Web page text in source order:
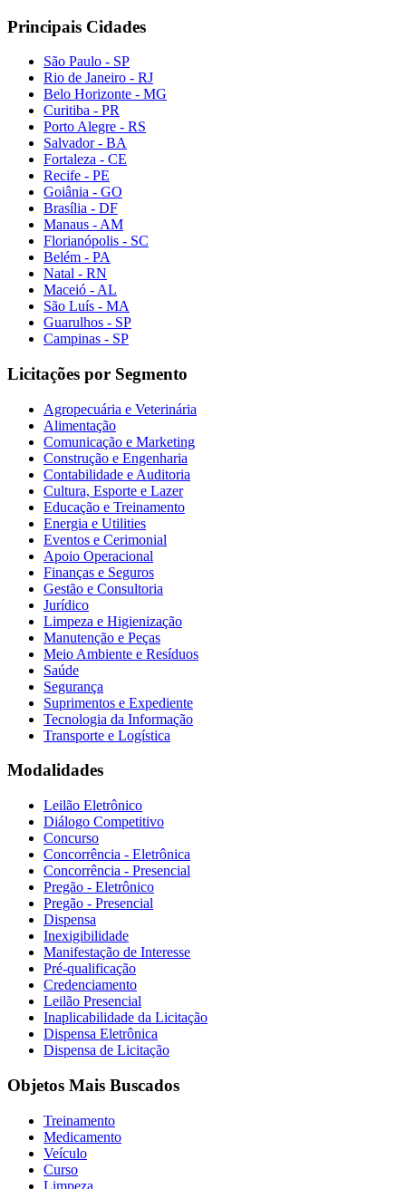
Principais Cidades
São Paulo - SP
Rio de Janeiro - RJ
Belo Horizonte - MG
Curitiba - PR
Porto Alegre - RS
Salvador - BA
Fortaleza - CE
Recife - PE
Goiânia - GO
Brasília - DF
Manaus - AM
Florianópolis - SC
Belém - PA
Natal - RN
Maceió - AL
São Luís - MA
Guarulhos - SP
Campinas - SP
Licitações por Segmento
Agropecuária e Veterinária
Alimentação
Comunicação e Marketing
Construção e Engenharia
Contabilidade e Auditoria
Cultura, Esporte e Lazer
Educação e Treinamento
Energia e Utilities
Eventos e Cerimonial
Apoio Operacional
Finanças e Seguros
Gestão e Consultoria
Jurídico
Limpeza e Higienização
Manutenção e Peças
Meio Ambiente e Resíduos
Saúde
Segurança
Suprimentos e Expediente
Tecnologia da Informação
Transporte e Logística
Modalidades
Leilão Eletrônico
Diálogo Competitivo
Concurso
Concorrência - Eletrônica
Concorrência - Presencial
Pregão - Eletrônico
Pregão - Presencial
Dispensa
Inexigibilidade
Manifestação de Interesse
Pré-qualificação
Credenciamento
Leilão Presencial
Inaplicabilidade da Licitação
Dispensa Eletrônica
Dispensa de Licitação
Objetos Mais Buscados
Treinamento
Medicamento
Veículo
Curso
Limpeza